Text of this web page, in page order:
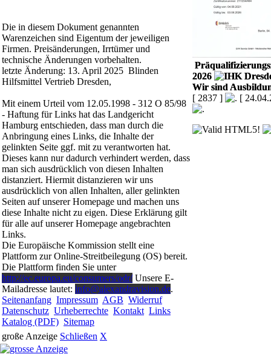
Die in diesem Dokument genannten
Warenzeichen sind Eigentum der jeweiligen
Firmen. Preisänderungen, Irrtümer und
technische Änderungen vorbehalten.
letzte Änderung: 13. April 2025 Blinden
Hilfsmittel Vertrieb Dresden,
Mit einem Urteil vom 12.05.1998 - 312 O 85/98
- Haftung für Links hat das Landgericht
Hamburg entschieden, dass man durch die
Anbringung eines Links, die Inhalte der
gelinkten Seite ggf. mit zu verantworten hat.
Dieses kann nur dadurch verhindert werden, dass
man sich ausdrücklich von diesen Inhalten
distanziert. Hiermit distanzieren wir uns
ausdrücklich von allen Inhalten, aller gelinkten
Seiten auf unserer Homepage und machen uns
diese Inhalte nicht zu eigen. Diese Erklärung gilt
für alle auf unserer Homepage angebrachten
Links.
Die Europäische Kommission stellt eine
Plattform zur Online-Streitbeilegung (OS) bereit.
Die Plattform finden Sie unter
http://ec.europa.eu/consumers/odr/Unsere E-
Mailadresse lautet: info@alexandravision.de.
Seitenanfang Impressum AGB Widerruf
Datenschutz Urheberrechte Kontakt Links
Katalog (PDF) Sitemap
2026
Wir sind
[ 2837 ]
[
große Anzeige Schließen X